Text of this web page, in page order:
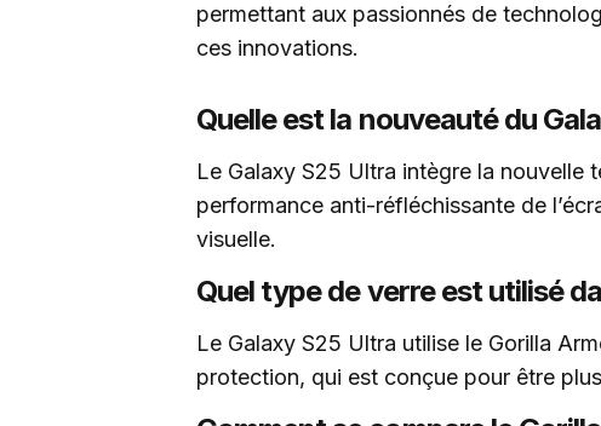
permettant aux passionnés de
ces innovations.
Quelle est la nouveauté du
Le Galaxy S25 Ultra intègre la nouvelle
performance anti-réfléchissante de
visuelle.
Quel type de verre est utilisé
Le Galaxy S25 Ultra utilise le Gorilla
protection, qui est conçue pour être